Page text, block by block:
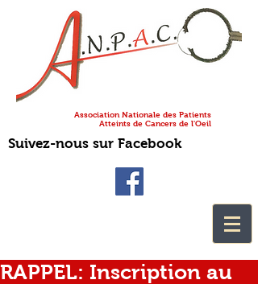
Association Nationale des Patients
Atteints de Cancers de l'Oeil
Suivez-nous sur Facebook
RAPPEL: Inscription au